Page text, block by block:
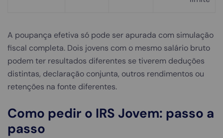
A poupança efetiva só pode ser apurada com simulação
fiscal completa. Dois jovens com o mesmo salário bruto
podem ter resultados diferentes se tiverem deduções
distintas, declaração conjunta, outros rendimentos ou
retenções na fonte diferentes.
Como pedir o IRS Jovem: passo a
passo